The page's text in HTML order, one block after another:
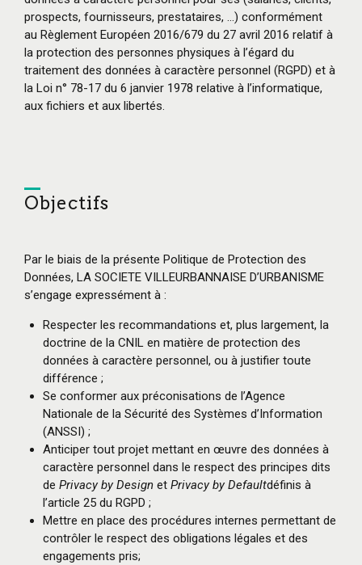
prospects, fournisseurs, prestataires, …) conformément
au Règlement Européen 2016/679 du 27 avril 2016 relatif à
la protection des personnes physiques à l’égard du
traitement des données à caractère personnel (RGPD) et à
la Loi n° 78-17 du 6 janvier 1978 relative à l’informatique,
aux fichiers et aux libertés.
Objectifs
Par le biais de la présente Politique de Protection des
Données, LA SOCIETE VILLEURBANNAISE D’URBANISME
s’engage expressément à :
Respecter les recommandations et, plus largement, la
doctrine de la CNIL en matière de protection des
données à caractère personnel, ou à justifier toute
différence ;
Se conformer aux préconisations de l’Agence
Nationale de la Sécurité des Systèmes d’Information
(ANSSI) ;
Anticiper tout projet mettant en œuvre des données à
caractère personnel dans le respect des principes dits
de Privacy by Designet Privacy by Defaultdéfinis à
l’article 25 du RGPD ;
Mettre en place des procédures internes permettant de
contrôler le respect des obligations légales et des
engagements pris;